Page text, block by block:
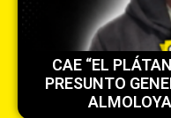
CAE “EL
PRESUNTO